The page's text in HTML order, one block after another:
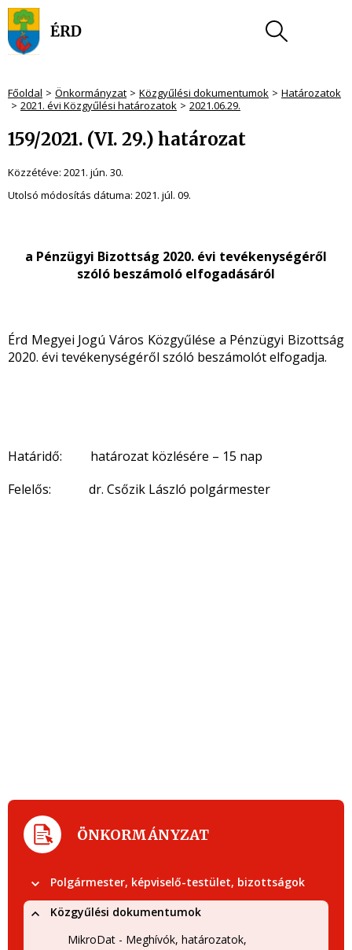
Főoldal Önkormányzat Közgyűlési dokumentumok
Határozatok
2021. évi Közgyűlési határozatok
2021.06.29.
159/2021. (VI. 29.) határozat
Közzétéve: 2021. jún. 30.
Utolsó módosítás dátuma: 2021. júl. 09.
a Pénzügyi Bizottság 2020. évi tevékenységéről
szóló beszámoló elfogadásáról
Érd Megyei Jogú Város Közgyűlése a Pénzügyi Bizottság
2020. évi tevékenységéről szóló beszámolót elfogadja.
Határidő: határozat közlésére – 15 nap
Felelős: dr. Csőzik László polgármester
ÖNKORMÁNYZAT
Polgármester, képviselő-testület, bizottságok
Közgyűlési dokumentumok
MikroDat - Meghívók, határozatok,